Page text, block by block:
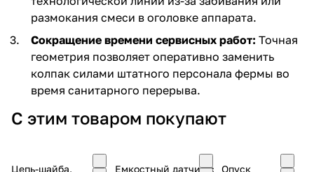
размокания смеси в оголовке аппарата.
Сокращение времени сервисных работ: Точная
геометрия позволяет оперативно заменить
колпак силами штатного персонала фермы во
время санитарного перерыва.
С этим товаром покупают
Цепь-шайба,
Емкостный датчик с
Опуск